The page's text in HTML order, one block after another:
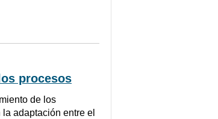
procesos
de los
adaptación entre el